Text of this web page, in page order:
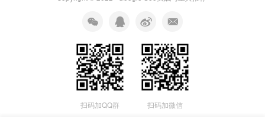
扫码加QQ群 扫码加微信